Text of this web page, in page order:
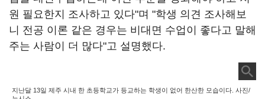
원 필요한지 조사하고 있다"며 "학생 의견 조사해보
니 전공 이론 같은 경우는 비대면 수업이 좋다고 말해
주는 사람이 더 많다"고 설명했다.
지난달 13일 제주 시내 한 초등학교가 등교하는 학생이 없어 한산한 모습이다. 사진/